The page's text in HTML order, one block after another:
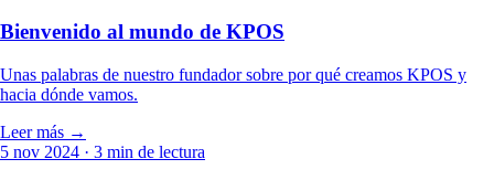
Bienvenido al mundo de KPOS
Unas palabras de nuestro fundador sobre por qué creamos KPOS y
hacia dónde vamos.
Leer más →
5 nov 2024 · 3 min de lectura